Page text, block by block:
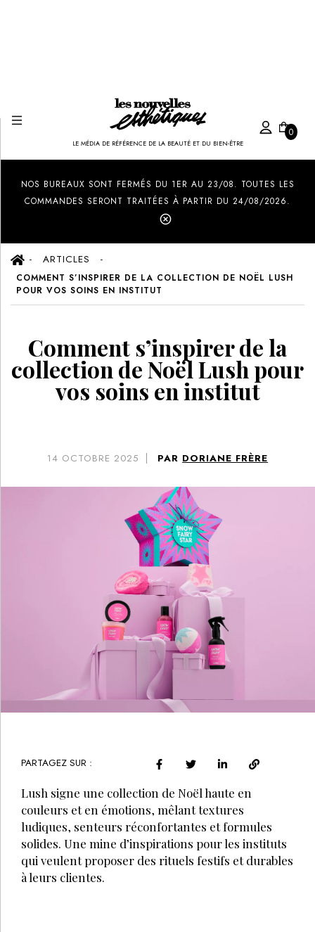
LE MÉDIA DE RÉFÉRENCE DE LA BEAUTÉ ET DU BIEN-ÊTRE
0
NOS BUREAUX SONT FERMÉS DU 1ER AU 23/08. TOUTES LES
COMMANDES SERONT TRAITÉES À PARTIR DU 24/08/2026.
ARTICLES
COMMENT S’INSPIRER DE LA COLLECTION DE NOËL LUSH
POUR VOS SOINS EN INSTITUT
Comment s’inspirer de la
collection de Noël Lush pour
vos soins en institut
14 OCTOBRE 2025 PAR DORIANE FRÈRE
PARTAGEZ SUR :
Lush signe une collection de Noël haute en
couleurs et en émotions, mêlant textures
ludiques, senteurs réconfortantes et formules
solides. Une mine d’inspirations pour les instituts
qui veulent proposer des rituels festifs et durables
à leurs clientes.